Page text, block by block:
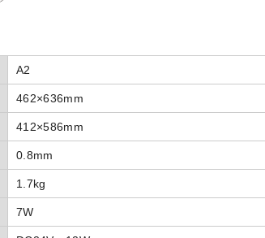
A2
462×636mm
412×586mm
0.8mm
1.7kg
7W